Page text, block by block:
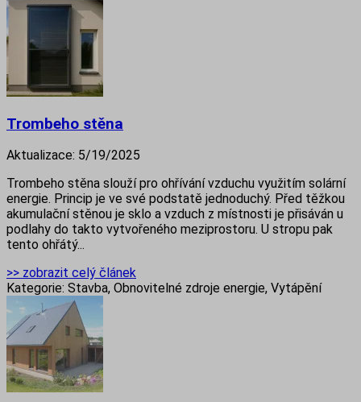
Trombeho stěna
Aktualizace: 5/19/2025
Trombeho stěna slouží pro ohřívání vzduchu využitím solární
energie. Princip je ve své podstatě jednoduchý. Před těžkou
akumulační stěnou je sklo a vzduch z místnosti je přisáván u
podlahy do takto vytvořeného meziprostoru. U stropu pak
tento ohřátý...
>> zobrazit celý článek
Kategorie: Stavba, Obnovitelné zdroje energie, Vytápění